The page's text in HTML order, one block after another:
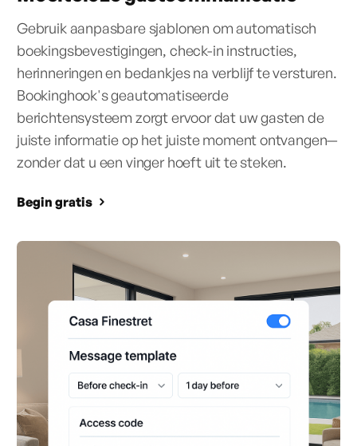
Gebruik aanpasbare sjablonen om automatisch
boekingsbevestigingen, check-in instructies,
herinneringen en bedankjes na verblijf te versturen.
Bookinghook's geautomatiseerde
berichtensysteem zorgt ervoor dat uw gasten de
juiste informatie op het juiste moment ontvangen—
zonder dat u een vinger hoeft uit te steken.
Begin gratis